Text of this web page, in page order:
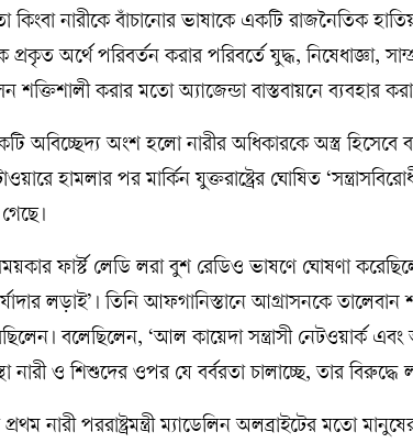
কিংবা নারীকে বাঁচানোর ভাষাকে একটি রাজনৈতিক
অর্থে পরিবর্তন করার পরিবর্তে যুদ্ধ, নিষেধাজ্ঞা,
শক্তিশালী করার মতো অ্যাজেন্ডা বাস্তবায়নে ব্যবহার
অবিচ্ছেদ্য অংশ হলো নারীর অধিকারকে অস্ত্র হিসেবে
হামলার পর মার্কিন যুক্তরাষ্ট্রের ঘোষিত
ফার্স্ট লেডি লরা বুশ রেডিও ভাষণে ঘোষণা
লড়াই’। তিনি আফগানিস্তানে আগ্রাসনকে
বলেছিলেন, ‘আল কায়েদা সন্ত্রাসী নেটওয়ার্ক
নারী ও শিশুদের ওপর যে বর্বরতা চালাচ্ছে, তার
প্রথম নারী পররাষ্ট্রমন্ত্রী ম্যাডেলিন অলব্রাইটের মতো